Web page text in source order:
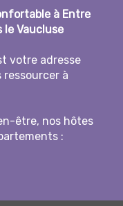
à Entre
le Vaucluse
votre adresse
à
être, nos hôtes
: